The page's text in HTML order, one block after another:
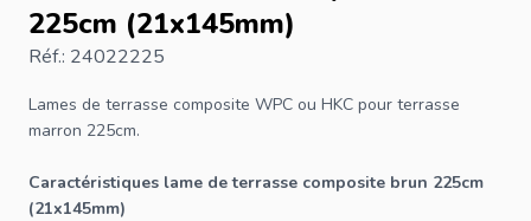
225cm (21x145mm)
Réf.: 24022225
Lames de terrasse composite WPC ou HKC pour terrasse
marron 225cm.
Caractéristiques lame de terrasse composite brun 225cm
(21x145mm)